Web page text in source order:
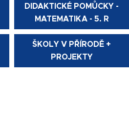
DIDAKTICKÉ POMŮCKY -
MATEMATIKA - 5. R
ŠKOLY V PŘÍRODĚ +
PROJEKTY